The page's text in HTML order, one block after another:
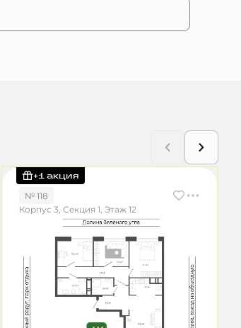
+1 акция
№ 118
Корпус 3, Секция 1, Этаж 12